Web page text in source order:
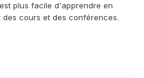
plus facile d'apprendre en
cours et des conférences.